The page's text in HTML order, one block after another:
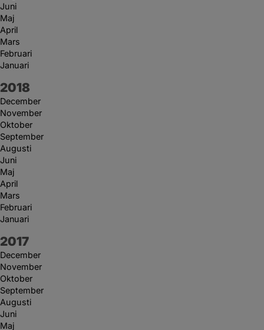
Juni
Maj
April
Mars
Februari
Januari
År:
2018
December
November
Oktober
September
Augusti
Juni
Maj
April
Mars
Februari
Januari
År:
2017
December
November
Oktober
September
Augusti
Juni
Maj